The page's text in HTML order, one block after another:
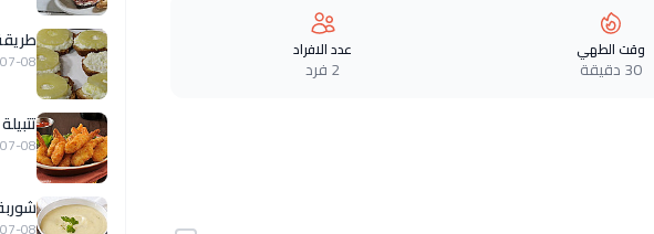
وقت الطهي
30 دقيقة
عدد الافراد
2 فرد 08
08